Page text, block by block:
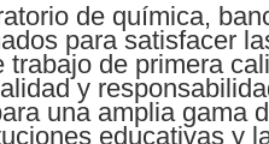
de química,
para satisfacer
trabajo de primera
y
una amplia gama
educativas y